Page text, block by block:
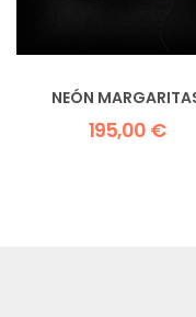
NEÓN
195,00 €